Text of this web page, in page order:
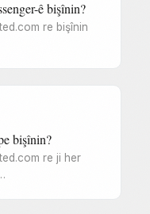
ê bişînin?
re bişînin
bişînin?
re ji her